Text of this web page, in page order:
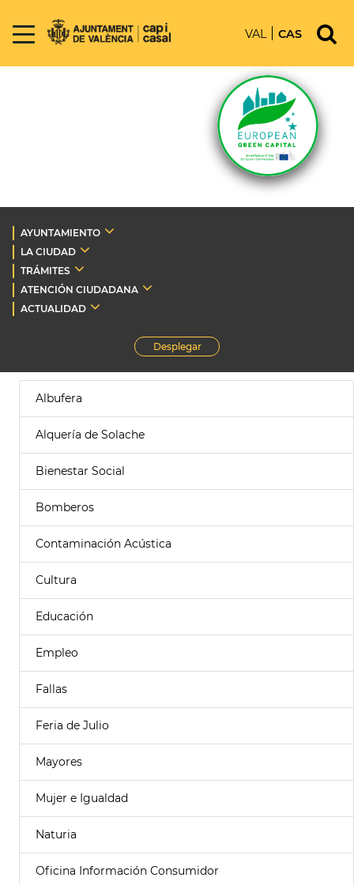
VAL CAS
AYUNTAMIENTO
LA CIUDAD
TRÁMITES
ATENCIÓN CIUDADANA
ACTUALIDAD
Desplegar
Albufera
Alquería de Solache
Bienestar Social
Bomberos
Contaminación Acústica
Cultura
Educación
Empleo
Fallas
Feria de Julio
Mayores
Mujer e Igualdad
Naturia
Oficina Información Consumidor